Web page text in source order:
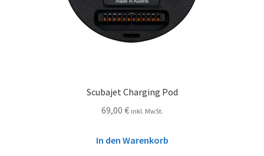
Scubajet Charging Pod
69,00 € inkl. MwSt.
In den Warenkorb